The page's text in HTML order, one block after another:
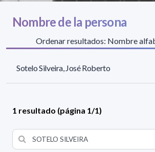
Nombre de la persona
Ordenar resultados: Nombre
Sotelo Silveira, José Roberto
1 resultado (página 1/1)